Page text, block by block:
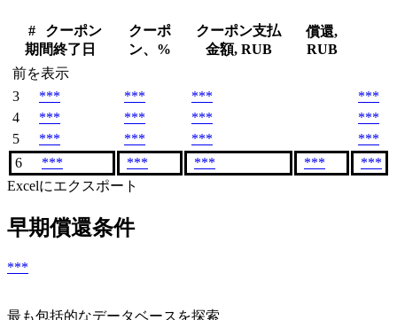
#
クーポン
期間終了日
クーポ
ン、%
クーポン支払
金額, RUB
償還,
RUB
前を表示
3
*** *** ***
***
4
*** *** ***
***
5
*** *** ***
***
6
*** *** *** ***
***
Excelにエクスポート
早期償還条件
***
最も包括的なデータベースを探索